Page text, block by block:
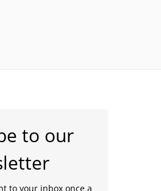
to our
to your inbox once a